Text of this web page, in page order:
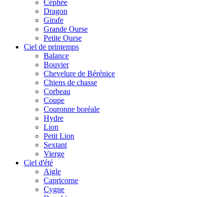
Céphée
Dragon
Girafe
Grande Ourse
Petite Ourse
Ciel de printemps
Balance
Bouvier
Chevelure de Bérénice
Chiens de chasse
Corbeau
Coupe
Couronne boréale
Hydre
Lion
Petit Lion
Sextant
Vierge
Ciel d'été
Aigle
Capricorne
Cygne